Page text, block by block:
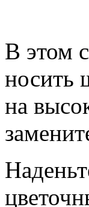
В этом
носить
на